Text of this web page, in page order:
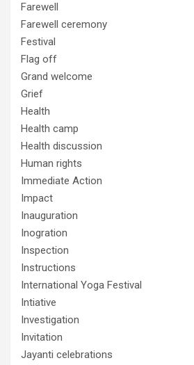
Farewell
Farewell ceremony
Festival
Flag off
Grand welcome
Grief
Health
Health camp
Health discussion
Human rights
Immediate Action
Impact
Inauguration
Inogration
Inspection
Instructions
International Yoga Festival
Intiative
Investigation
Invitation
Jayanti celebrations